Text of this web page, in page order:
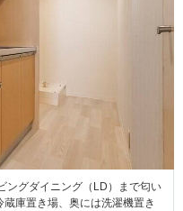
ングダイニング（LD）まで匂い
庫置き場、奥には洗濯機置き